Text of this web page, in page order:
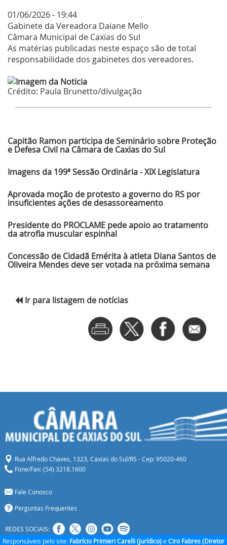
01/06/2026 - 19:44
Gabinete da Vereadora Daiane Mello
Câmara Municipal de Caxias do Sul
As matérias publicadas neste espaço são de total
responsabilidade dos gabinetes dos vereadores.
Crédito: Paula Brunetto/divulgação
Capitão Ramon participa de Seminário sobre Proteção
e Defesa Civil na Câmara de Caxias do Sul
Imagens da 199ª Sessão Ordinária - XIX Legislatura
Aprovada moção de protesto a governo do RS por
insuficientes ações de desassoreamento
Presidente do PROCLAME pede apoio ao tratamento
da atrofia muscular espinhal
Concessão de Cidadã Emérita à atleta Diana Santos de
Oliveira Mendes deve ser votada na próxima semana
Ir para listagem de notícias
Rua Alfredo Chaves, 1323, Caxias do Sul/RS - Cep: 95020-460
Fone/Fax: (54) 3218.1600
Fale Conosco
Perguntas Frequentes
REDES SOCIAIS:
Responsáveis pelo site: Fabrício Primieri Carelli (jurídico)eCiro Fabres (Diretor